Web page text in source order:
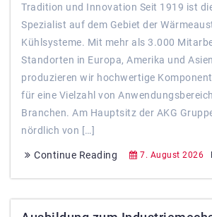
Tradition und Innovation Seit 1919 ist
Spezialist auf dem Gebiet der
Kühlsysteme. Mit mehr als 3.000
Standorten in Europa, Amerika und
produzieren wir hochwertige
für eine Vielzahl von
Branchen. Am Hauptsitz der AKG
nördlich von […]
Continue Reading 7. August 2026